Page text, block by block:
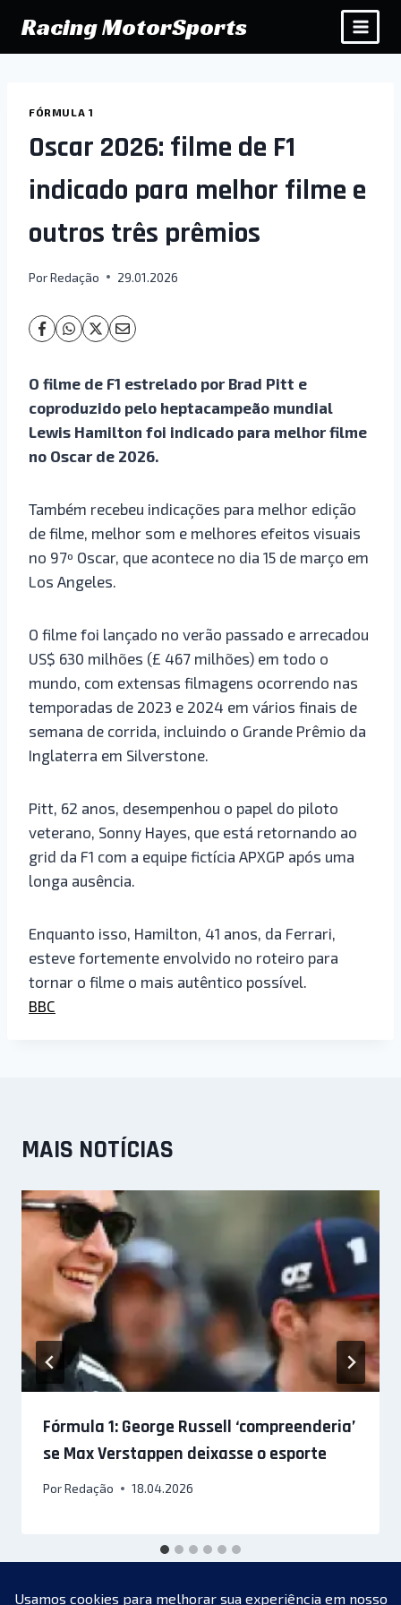
para
o
Racing MotorSports
FÓRMULA 1
Oscar 2026: filme de F1
indicado para melhor filme e
outros três prêmios
PorRedação 29.01.2026
O filme de F1 estrelado por Brad Pitt e
coproduzido pelo heptacampeão mundial
Lewis Hamilton foi indicado para melhor filme
no Oscar de 2026.
Também recebeu indicações para melhor edição
de filme, melhor som e melhores efeitos visuais
no 97º Oscar, que acontece no dia 15 de março em
Los Angeles.
O filme foi lançado no verão passado e arrecadou
US$ 630 milhões (£ 467 milhões) em todo o
mundo, com extensas filmagens ocorrendo nas
temporadas de 2023 e 2024 em vários finais de
semana de corrida, incluindo o Grande Prêmio da
Inglaterra em Silverstone.
Pitt, 62 anos, desempenhou o papel do piloto
veterano, Sonny Hayes, que está retornando ao
grid da F1 com a equipe fictícia APXGP após uma
longa ausência.
Enquanto isso, Hamilton, 41 anos, da Ferrari,
esteve fortemente envolvido no roteiro para
tornar o filme o mais autêntico possível.
BBC
MAIS NOTÍCIAS
Fórmula 1: George Russell ‘compreenderia’
se Max Verstappen deixasse o esporte
PorRedação 18.04.2026